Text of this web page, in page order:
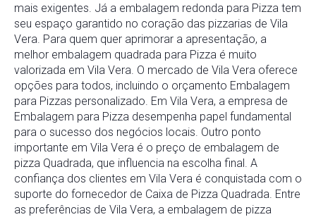
mais exigentes. Já a embalagem redonda para Pizza tem
seu espaço garantido no coração das pizzarias de Vila
Vera. Para quem quer aprimorar a apresentação, a
melhor embalagem quadrada para Pizza é muito
valorizada em Vila Vera. O mercado de Vila Vera oferece
opções para todos, incluindo o orçamento Embalagem
para Pizzas personalizado. Em Vila Vera, a empresa de
Embalagem para Pizza desempenha papel fundamental
para o sucesso dos negócios locais. Outro ponto
importante em Vila Vera é o preço de embalagem de
pizza Quadrada, que influencia na escolha final. A
confiança dos clientes em Vila Vera é conquistada com o
suporte do fornecedor de Caixa de Pizza Quadrada. Entre
as preferências de Vila Vera, a embalagem de pizza